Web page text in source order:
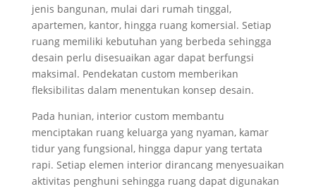
jenis bangunan, mulai dari rumah tinggal,
apartemen, kantor, hingga ruang komersial. Setiap
ruang memiliki kebutuhan yang berbeda sehingga
desain perlu disesuaikan agar dapat berfungsi
maksimal. Pendekatan custom memberikan
fleksibilitas dalam menentukan konsep desain.
Pada hunian, interior custom membantu
menciptakan ruang keluarga yang nyaman, kamar
tidur yang fungsional, hingga dapur yang tertata
rapi. Setiap elemen interior dirancang menyesuaikan
aktivitas penghuni sehingga ruang dapat digunakan